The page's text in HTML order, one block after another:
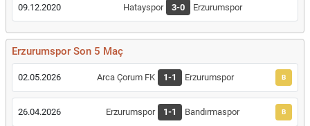
09.12.2020 Hatayspor 3-0 Erzurumspor
Erzurumspor Son 5 Maç
02.05.2026 Arca Çorum FK 1-1 Erzurumspor B
26.04.2026 Erzurumspor 1-1 Bandırmaspor B